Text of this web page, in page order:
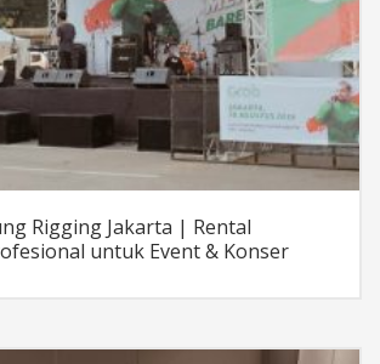
Rigging Jakarta | Rental
untuk Event & Konser